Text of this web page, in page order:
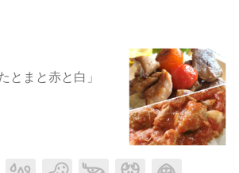
とまと赤と白」